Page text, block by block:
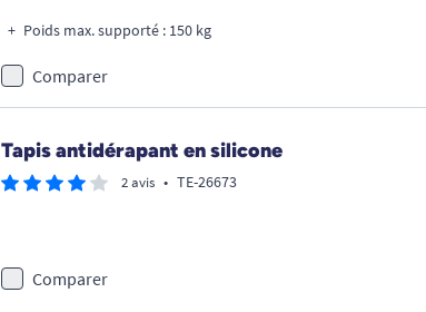
Poids max. supporté : 150 kg
Comparer
Tapis antidérapant en silicone
2 avis • TE-26673
Comparer